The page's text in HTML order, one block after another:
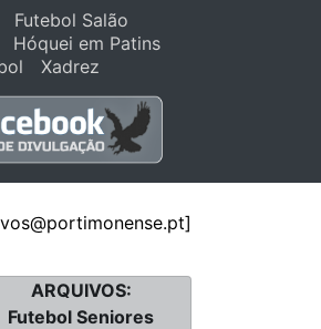
Futebol Salão
Hóquei em Patins
Xadrez
ARQUIVOS:
Futebol Seniores